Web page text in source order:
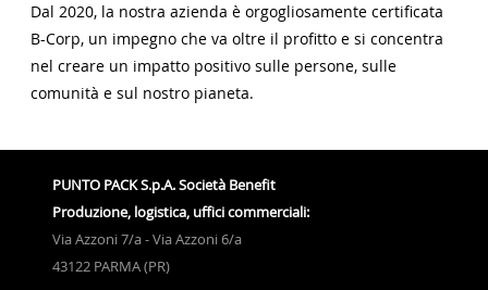
Dal 2020, la nostra azienda è orgogliosamente certificata
B-Corp, un impegno che va oltre il profitto e si concentra
nel creare un impatto positivo sulle persone, sulle
comunità e sul nostro pianeta.
PUNTO PACK S.p.A. Società Benefit
Produzione, logistica, uffici commerciali:
Via Azzoni 7/a - Via Azzoni 6/a
43122 PARMA (PR)